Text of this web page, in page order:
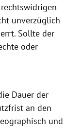
unverzüglich
Sollte der
oder
Dauer der
an den
und